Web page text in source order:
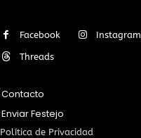
Facebook Instagram
Threads
Contacto
Enviar Festejo
Política de Privacidad